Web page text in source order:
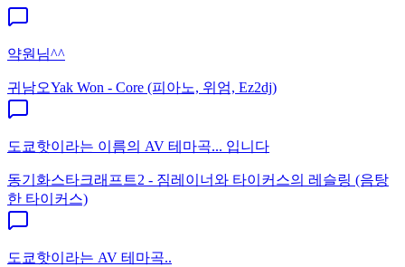
약원님^^
귀남오Yak Won - Core (피아노, 위엄, Ez2dj)
도쿄핫이라는 이름의 AV 테마곡... 입니다
동기화스타크래프트2 - 짐레이너와 타이커스의 레슬링 (음탕
한 타이커스)
도쿄핫이라는 AV 테마곡..